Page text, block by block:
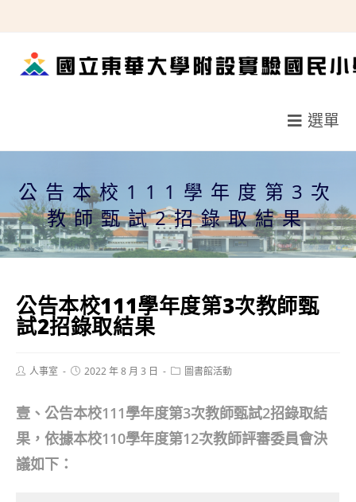
轉
選單
公告本校111學年度第3次
教師甄試2招錄取結果
公告本校111學年度第3次教師甄
試2招錄取結果
Post人事室
Post2022 年 8 月 3 日
Post圖書館活動
壹、公告本校111學年度第3次教師甄試2招錄取結
果，依據本校110學年度第12次教師評審委員會決
議如下：